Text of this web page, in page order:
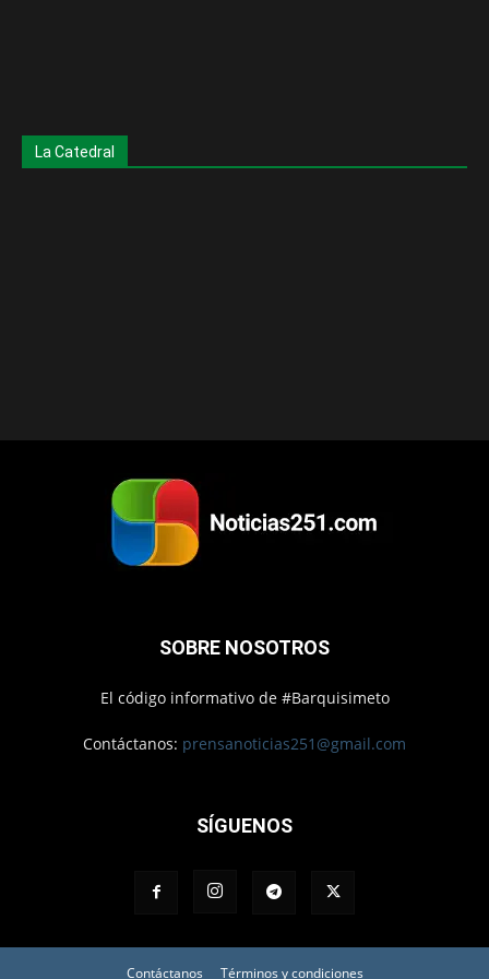
La Catedral
SOBRE NOSOTROS
El código informativo de #Barquisimeto
Contáctanos: prensanoticias251@gmail.com
SÍGUENOS
Contáctanos Términos y condiciones